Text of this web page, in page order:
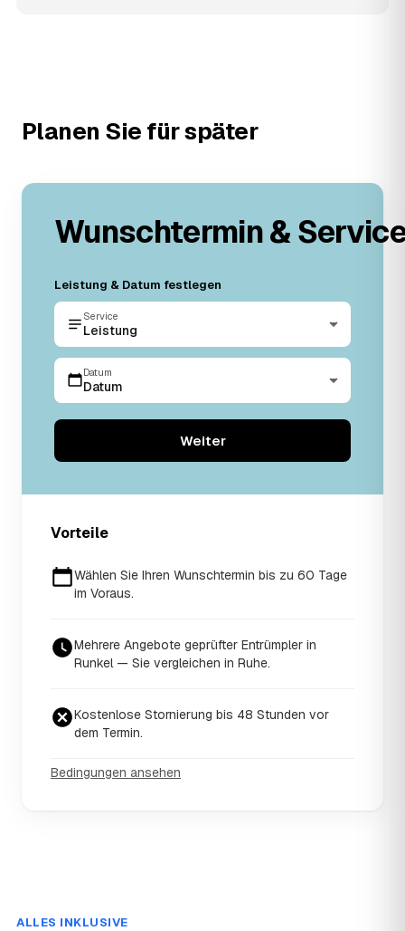
Planen Sie für später
Wunschtermin &
Leistung & Datum festlegen
Service
Leistung
Datum
Datum
Weiter
Vorteile
Wählen Sie Ihren Wunschtermin bis zu 60 Tage
im Voraus.
Mehrere Angebote geprüfter Entrümpler in
Runkel — Sie vergleichen in Ruhe.
Kostenlose Stornierung bis 48 Stunden vor
dem Termin.
Bedingungen ansehen
ALLES INKLUSIVE